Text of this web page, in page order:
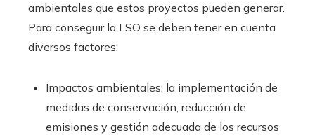
ambientales que estos proyectos pueden generar.
Para conseguir la LSO se deben tener en cuenta
diversos factores:
Impactos ambientales: la implementación de
medidas de conservación, reducción de
emisiones y gestión adecuada de los recursos